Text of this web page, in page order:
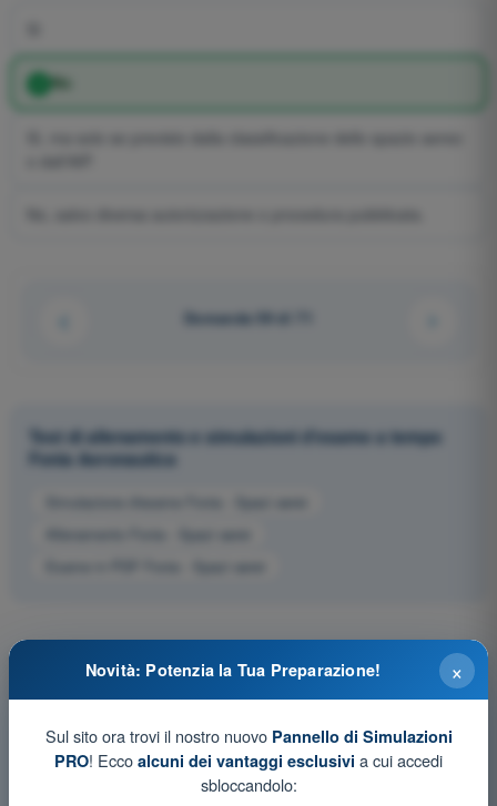
No
Domanda 59 di 71
Test di allenamento e simulazioni d'esame a tempo
Fonia Aeronautica
Simulazione d'esame Fonia - Spazi aerei
Allenamento Fonia - Spazi aerei
Esame in PDF Fonia - Spazi aerei
×
Novità: Potenzia la Tua Preparazione!
Sul sito ora trovi il nostro nuovo Pannello di Simulazioni
PRO! Ecco alcuni dei vantaggi esclusivi a cui accedi
sbloccandolo: